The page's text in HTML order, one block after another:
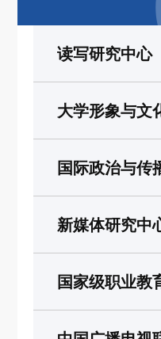
读写研究中心
大学形象与文
新媒体研究中